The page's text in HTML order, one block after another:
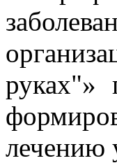
руках"»
лечению